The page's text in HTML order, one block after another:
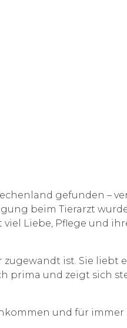
gefunden –
beim Tierarzt
Liebe, Pflege und
ist. Sie liebt
prima und zeigt sich
und für immer